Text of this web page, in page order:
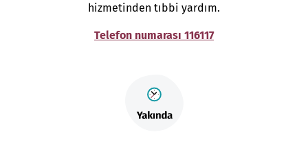
hizmetinden tıbbi yardım.
Telefon numarası 116117